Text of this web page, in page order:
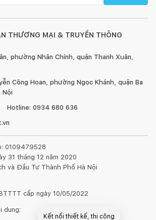
THƯƠNG MẠI & TRUYỀN THÔNG
phường Nhân Chính, quận Thanh Xuân,
Công Hoan, phường Ngọc Khánh, quận Ba
Nội
Hotline: 0934 680 636
0109479528
31 tháng 12 năm 2020
và Đầu Tư Thành Phố Hà Nội
cấp ngày 10/05/2022
dung:
Kết nối thiết kế, thi công